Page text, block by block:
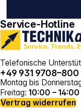
Service-Hotline
Telefonische
+49 931 9708–800
Montag bis
Freitag: 10:00 – 14:00
Vertrag widerrufen